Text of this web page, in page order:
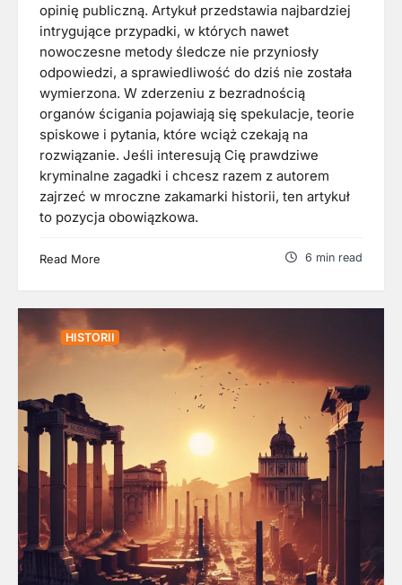
opinię publiczną. Artykuł przedstawia najbardziej
intrygujące przypadki, w których nawet
nowoczesne metody śledcze nie przyniosły
odpowiedzi, a sprawiedliwość do dziś nie została
wymierzona. W zderzeniu z bezradnością
organów ścigania pojawiają się spekulacje, teorie
spiskowe i pytania, które wciąż czekają na
rozwiązanie. Jeśli interesują Cię prawdziwe
kryminalne zagadki i chcesz razem z autorem
zajrzeć w mroczne zakamarki historii, ten artykuł
to pozycja obowiązkowa.
Read More 6 min read
HISTORII